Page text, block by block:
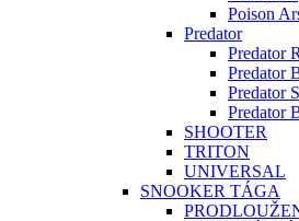
Poison
Predator
Predator
Predator
Predator
Predator
SHOOTER
TRITON
UNIVERSAL
SNOOKER TÁGA